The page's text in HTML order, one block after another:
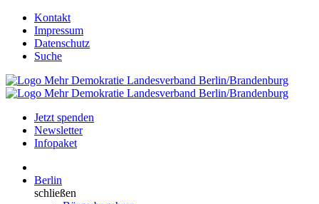
Kontakt
Impressum
Datenschutz
Suche
Jetzt spenden
Newsletter
Infopaket
Berlin
schließen